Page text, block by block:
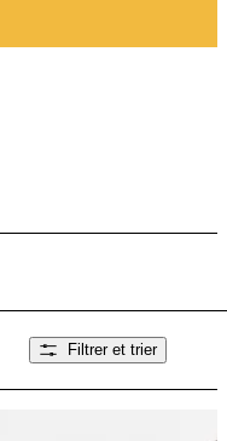
Filtrer et trier